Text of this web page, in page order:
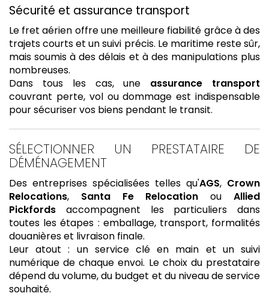
Sécurité et assurance transport
Le fret aérien offre une meilleure fiabilité grâce à des
trajets courts et un suivi précis. Le maritime reste sûr,
mais soumis à des délais et à des manipulations plus
nombreuses.
Dans tous les cas, une assurance transport
couvrant perte, vol ou dommage est indispensable
pour sécuriser vos biens pendant le transit.
SÉLECTIONNER UN PRESTATAIRE DE
DÉMÉNAGEMENT
Des entreprises spécialisées telles qu'AGS, Crown
Relocations, Santa Fe Relocation ouAllied
Pickfords accompagnent les particuliers dans
toutes les étapes : emballage, transport, formalités
douanières et livraison finale.
Leur atout : un service clé en main et un suivi
numérique de chaque envoi. Le choix du prestataire
dépend du volume, du budget et du niveau de service
souhaité.